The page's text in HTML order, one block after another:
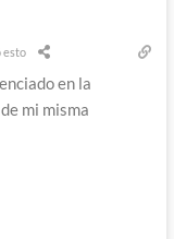
esto
en la
mi misma